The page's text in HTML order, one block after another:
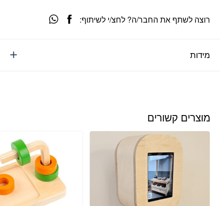
מידות
רוצה לשתף את החבר/ה? לחצ/י לשיתוף:
מוצרים קשורים